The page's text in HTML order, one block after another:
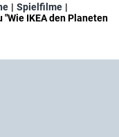
Spielfilme
"Wie IKEA den Planeten